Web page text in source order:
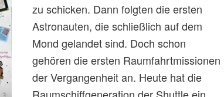
zu schicken. Dann folgten die ersten
Astronauten, die schließlich auf dem
Mond gelandet sind. Doch schon
gehören die ersten Raumfahrtmissionen
der Vergangenheit an. Heute hat die
Raumschiffgeneration der Shuttle ein